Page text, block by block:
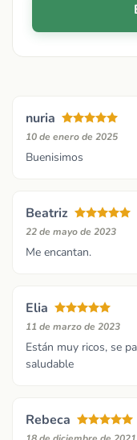
nuria
10 de enero de 2025
Buenisimos
Beatriz
22 de mayo de 2023
Me encantan.
Elia
11 de marzo de 2023
Están muy ricos, se
saludable
Rebeca